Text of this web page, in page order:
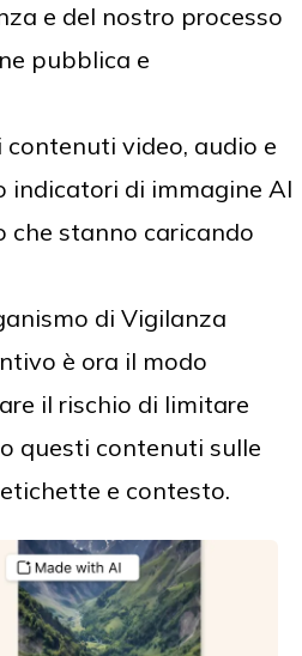
e del nostro processo
pubblica e
video, audio e
indicatori di immagine AI
che stanno caricando
di Vigilanza
è ora il modo
il rischio di limitare
questi contenuti sulle
e contesto.